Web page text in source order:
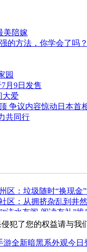
美陪嫁
的方法，你学会了吗？
园
月9日发售
大爱
争议内容惊动日本首
共同行
区：垃圾随时“换现金”
区：从拥挤杂乱到井
“汴水有阅·阅读有礼”
犯了您的权益请与我
游全新暗黑系外观今